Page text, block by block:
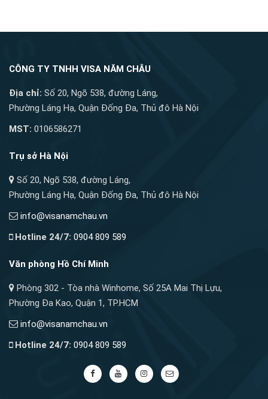
CÔNG TY TNHH VISA NĂM CHÂU
Địa chỉ: Số 20, Ngõ 538, đường Láng,
Phường Láng Hạ, Quận Đống Đa, Thủ đô Hà Nội
MST: 0106586271
Trụ sở Hà Nội
Số 20, Ngõ 538, đường Láng,
Phường Láng Hạ, Quận Đống Đa, Thủ đô Hà Nội
info@visanamchau.vn
Hotline 24/7: 0904 809 589
Văn phòng Hồ Chí Minh
Phòng 302 - Tòa nhà Winhome, Số 25A Mai Thị Lựu,
Phường Đa Kao, Quận 1, TP.HCM
info@visanamchau.vn
Hotline 24/7: 0904 809 589